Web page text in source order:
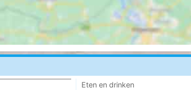
Eten en drinken